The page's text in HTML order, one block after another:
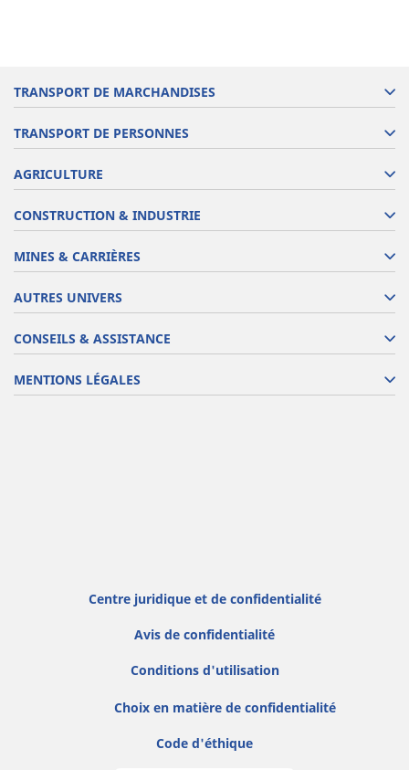
TRANSPORT DE MARCHANDISES
TRANSPORT DE PERSONNES
AGRICULTURE
CONSTRUCTION & INDUSTRIE
MINES & CARRIÈRES
AUTRES UNIVERS
CONSEILS & ASSISTANCE
MENTIONS LÉGALES
Centre juridique et de confidentialité
Avis de confidentialité
Conditions d'utilisation
Choix en matière de confidentialité
Code d'éthique